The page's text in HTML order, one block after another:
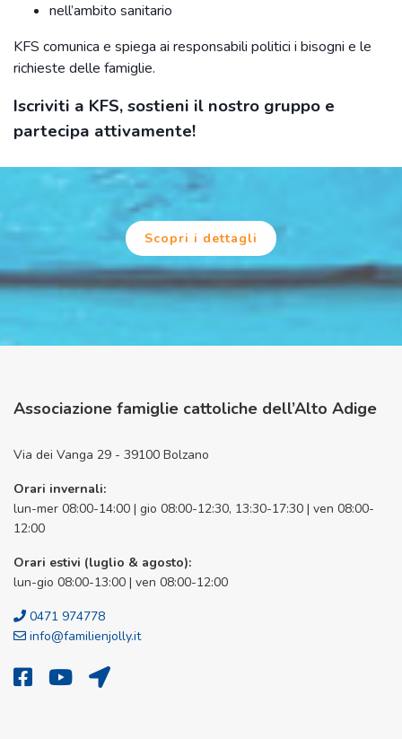
nell’ambito sanitario
KFS comunica e spiega ai responsabili politici i bisogni e le
richieste delle famiglie.
Iscriviti a KFS, sostieni il nostro gruppo e
partecipa attivamente!
Scopri i dettagli
Associazione famiglie cattoliche dell’Alto Adige
Via dei Vanga 29 - 39100 Bolzano
Orari invernali:
lun-mer 08:00-14:00 | gio 08:00-12:30, 13:30-17:30 | ven 08:00-
12:00
Orari estivi (luglio & agosto):
lun-gio 08:00-13:00 | ven 08:00-12:00
0471 974778
info@familienjolly.it